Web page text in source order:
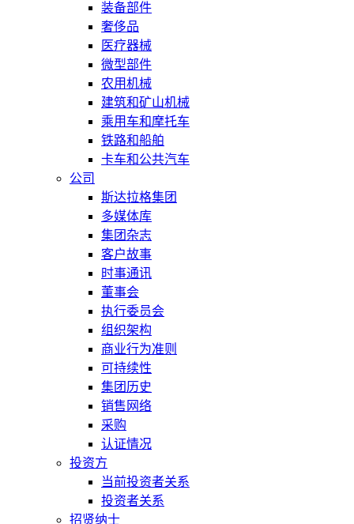
装备部件
奢侈品
医疗器械
微型部件
农用机械
建筑和矿山机械
乘用车和摩托车
铁路和船舶
卡车和公共汽车
公司
斯达拉格集团
多媒体库
集团杂志
客户故事
时事通讯
董事会
执行委员会
组织架构
商业行为准则
可持续性
集团历史
销售网络
采购
认证情况
投资方
当前投资者关系
投资者关系
招贤纳士